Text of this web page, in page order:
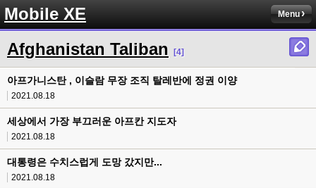
Mobile XE Menu
Afghanistan Taliban [4]
아프가니스탄 , 이슬람 무장 조직 탈레반에 정권 이양
2021.08.18
세상에서 가장 부끄러운 아프칸 지도자
2021.08.18
대통령은 수치스럽게 도망 갔지만...
2021.08.18